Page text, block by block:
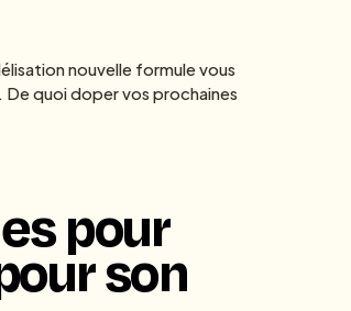
nouvelle formule vous
. De quoi doper vos prochaines
pour
son